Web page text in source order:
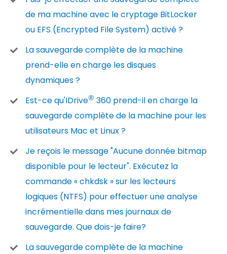
de ma machine avec le cryptage BitLocker
ou EFS (Encrypted File System) activé ?
La sauvegarde complète de la machine
prend-elle en charge les disques
dynamiques ?
Est-ce qu'IDrive® 360 prend-il en charge la
sauvegarde complète de la machine pour les
utilisateurs Mac et Linux ?
Je reçois le message "Aucune donnée bitmap
disponible pour le lecteur". Exécutez la
commande « chkdsk » sur les lecteurs
logiques (NTFS) pour effectuer une analyse
incrémentielle dans mes journaux de
sauvegarde. Que dois-je faire?
La sauvegarde complète de la machine